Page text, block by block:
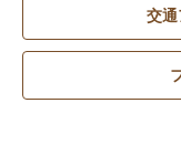
交通